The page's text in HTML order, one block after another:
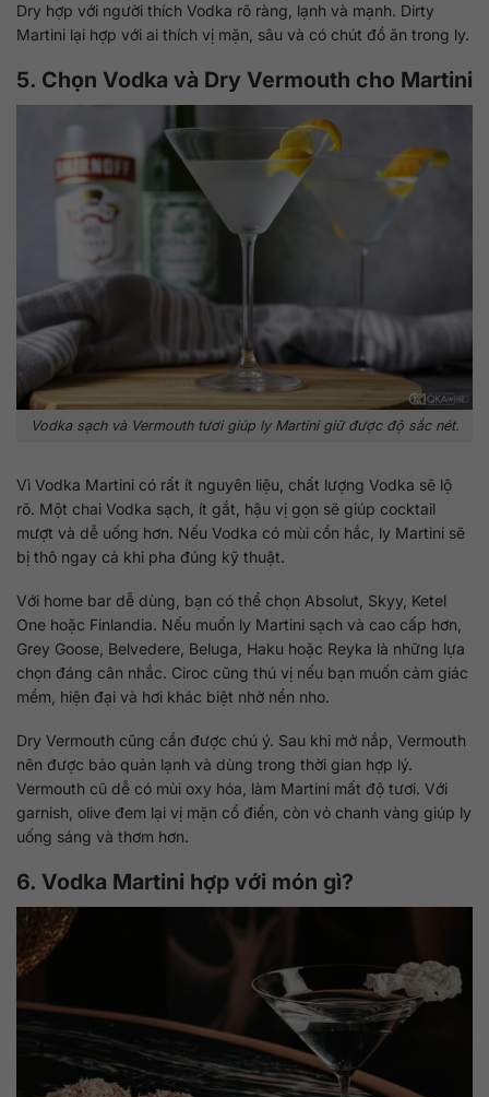
Dry hợp với người thích Vodka rõ ràng, lạnh và mạnh. Dirty
Martini lại hợp với ai thích vị mặn, sâu và có chút đồ ăn trong ly.
5. Chọn Vodka và Dry Vermouth cho Martini
Vodka sạch và Vermouth tươi giúp ly Martini giữ được độ sắc nét.
Vì Vodka Martini có rất ít nguyên liệu, chất lượng Vodka sẽ lộ
rõ. Một chai Vodka sạch, ít gắt, hậu vị gọn sẽ giúp cocktail
mượt và dễ uống hơn. Nếu Vodka có mùi cồn hắc, ly Martini sẽ
bị thô ngay cả khi pha đúng kỹ thuật.
Với home bar dễ dùng, bạn có thể chọn Absolut, Skyy, Ketel
One hoặc Finlandia. Nếu muốn ly Martini sạch và cao cấp hơn,
Grey Goose, Belvedere, Beluga, Haku hoặc Reyka là những lựa
chọn đáng cân nhắc. Ciroc cũng thú vị nếu bạn muốn cảm giác
mềm, hiện đại và hơi khác biệt nhờ nền nho.
Dry Vermouth cũng cần được chú ý. Sau khi mở nắp, Vermouth
nên được bảo quản lạnh và dùng trong thời gian hợp lý.
Vermouth cũ dễ có mùi oxy hóa, làm Martini mất độ tươi. Với
garnish, olive đem lại vị mặn cổ điển, còn vỏ chanh vàng giúp ly
uống sáng và thơm hơn.
6. Vodka Martini hợp với món gì?